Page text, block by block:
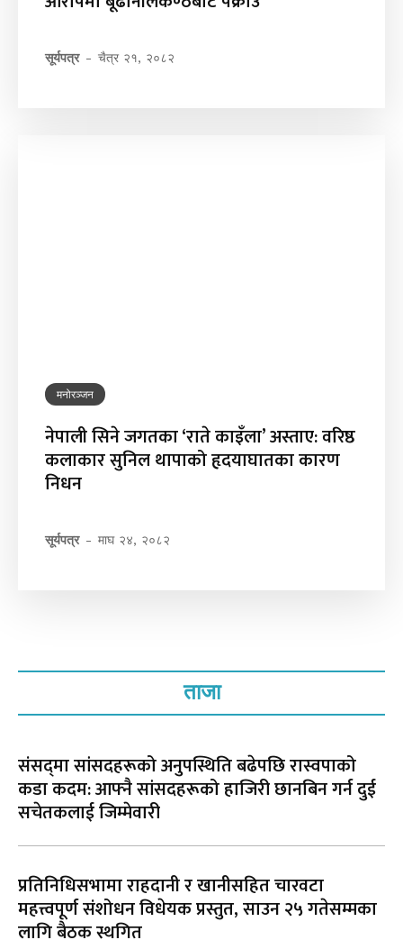
सूर्यपत्र - चैत्र २१, २०८२
मनोरञ्जन
नेपाली सिने जगतका ‘राते काइँला’ अस्ताए: वरिष्ठ
कलाकार सुनिल थापाको हृदयाघातका कारण
निधन
सूर्यपत्र - माघ २४, २०८२
ताजा
संसद्‌मा सांसदहरूको अनुपस्थिति बढेपछि रास्वपाको
कडा कदम: आफ्नै सांसदहरूको हाजिरी छानबिन गर्न दुई
सचेतकलाई जिम्मेवारी
प्रतिनिधिसभामा राहदानी र खानीसहित चारवटा
महत्त्वपूर्ण संशोधन विधेयक प्रस्तुत, साउन २५ गतेसम्मका
लागि बैठक स्थगित